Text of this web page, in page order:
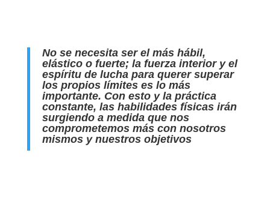
No se necesita ser el más hábil,
elástico o fuerte; la fuerza interior y el
espíritu de lucha para querer superar
los propios límites es lo más
importante. Con esto y la práctica
constante, las habilidades físicas irán
surgiendo a medida que nos
comprometemos más con nosotros
mismos y nuestros objetivos